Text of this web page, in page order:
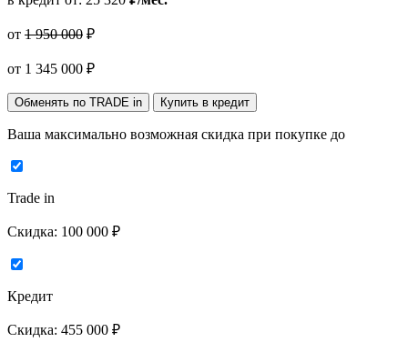
от 1 950 000 ₽
от 1 345 000 ₽
Обменять по TRADE in Купить в кредит
Ваша максимально возможная скидка при покупке до
Trade in
Скидка: 100 000 ₽
Кредит
Скидка: 455 000 ₽